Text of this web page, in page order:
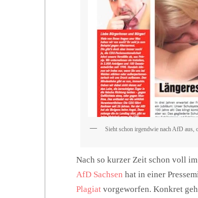
Sieht schon irgendwie nach AfD aus,
Nach so kurzer Zeit schon voll
AfD Sachsen hat in einer
Plagiat vorgeworfen. Konkret